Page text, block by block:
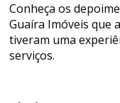
Conheça os
Guaíra Imóveis que
tiveram uma
serviços.